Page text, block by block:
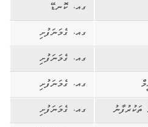
ގއ. ކޮނޑޭ
ގއ. ގެމަނަފުށި
ގއ. ގެމަނަފުށި
ގއ. ގެމަނަފުށި
ގއ. ގެމަނަފުށި